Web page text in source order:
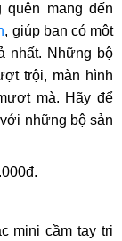
quên mang đến
, giúp bạn có một
nhất. Những bộ
trội, màn hình
mà. Hãy để
những bộ sản
mini cầm tay trị